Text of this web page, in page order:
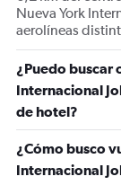
Nueva York
aerolíneas
¿Puedo buscar
Internacional
de hotel?
¿Cómo busco
Internacional